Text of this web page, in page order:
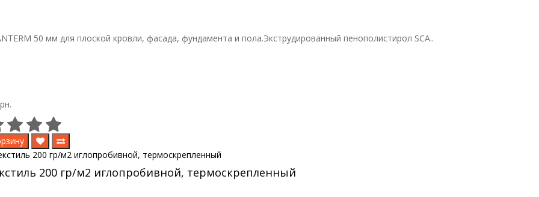
50 мм для плоской кровли, фасада, фундамента и пола.Экструдированный пенополистирол SCA..
200 гр/м2 иглопробивной, термоскрепленный